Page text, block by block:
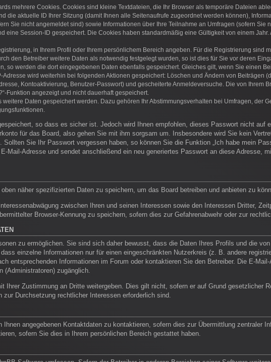
mehrere Cookies. Cookies sind kleine Textdateien, die Ihr Browser als temporäre Dateien
die aktuelle ID Ihrer Sitzung (damit Ihnen alle Seitenaufrufe zugeordnet werden können),
Sie nicht angemeldet sind) sowie Informationen über Ihre Teilnahme an Umfragen (sofern Sie
eine Session-ID gespeichert. Die Cookies haben standardmäßig eine Gültigkeit von einem
in Ihrem Profil oder Ihrem persönlichem Bereich angeben. Für die Registrierung sind
den Betreiber weitere Daten als notwendig festgelegt wurden, so ist dies für Sie vor deren
so werden die dort eingegebenen Daten ebenfalls gespeichert. Gleiches gilt, wenn Sie einen
wird weiterhin bei folgenden Aktionen gespeichert: Löschen und Ändern von Beiträgen
Kontoaktivierung, Benutzer-Passwort) und gescheiterte Anmeldeversuche. Die von Ihrem
Funktion angezeigt und nicht dauerhaft gespeichert.
Daten gespeichert werden. Dazu gehören Ihr Abstimmungsverhalten bei Umfragen, der
so dass es sicher ist. Jedoch wird Ihnen empfohlen, dieses Passwort nicht auf
für das Board, also gehen Sie mit ihm sorgsam um. Insbesondere wird Sie kein
Sie Ihr Passwort vergessen haben, so können Sie die Funktion „Ich habe mein
Mail-Adresse und sendet anschließend ein neu generiertes Passwort an diese Adresse,
näher spezifizierten Daten zu speichern, um das Board betreiben und anbieten zu
zwischen Ihren und seinen Interessen sowie den Interessen Dritter,
Browser-Kennung zu speichern, sofern dies zur Gefahrenabwehr oder zur
zu ermöglichen. Sie sind sich daher bewusst, dass die Daten Ihres Profils und die
einzelne Informationen nur für einen eingeschränkten Nutzerkreis (z. B. andere
entsprechenden Informationen im Forum oder kontaktieren Sie den Betreiber. Die E-
(Administratoren) zugänglich.
Ihrer Zustimmung an Dritte weitergeben. Dies gilt nicht, sofern er auf Grund gesetzlicher
Durchsetzung rechtlicher Interessen erforderlich sind.
angegebenen Kontaktdaten zu kontaktieren, sofern dies zur Übermittlung zentraler
sofern Sie dies in Ihrem persönlichen Bereich gestattet haben.